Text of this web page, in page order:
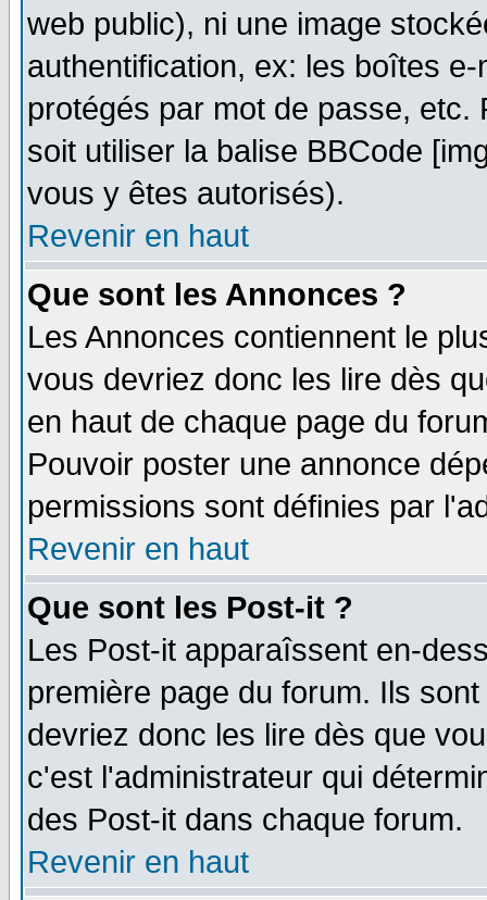
web public), ni une image
authentification, ex: les boîtes
protégés par mot de passe,
soit utiliser la balise BBCode
vous y êtes autorisés).
Revenir en haut
Que sont les Annonces ?
Les Annonces contiennent le
vous devriez donc les lire dès
en haut de chaque page du
Pouvoir poster une annonce
permissions sont définies par
Revenir en haut
Que sont les Post-it ?
Les Post-it apparaîssent en-
première page du forum. Ils
devriez donc les lire dès que
c'est l'administrateur qui
des Post-it dans chaque forum.
Revenir en haut